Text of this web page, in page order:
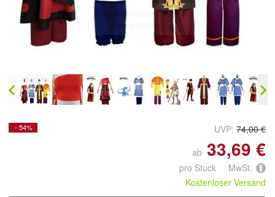
Doppelt antippen zum
vergrößern
- 54% UVP: 74,00 €
ab 33,69 €
pro Stuck MwSt.
Kostenloser Versand